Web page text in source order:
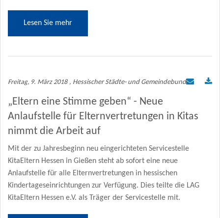
Lesen Sie mehr
Freitag, 9. März 2018 , Hessischer Städte- und Gemeindebund
„Eltern eine Stimme geben“ - Neue
Anlaufstelle für Elternvertretungen in Kitas
nimmt die Arbeit auf
Mit der zu Jahresbeginn neu eingerichteten Servicestelle
KitaEltern Hessen in Gießen steht ab sofort eine neue
Anlaufstelle für alle Elternvertretungen in hessischen
Kindertageseinrichtungen zur Verfügung. Dies teilte die LAG
KitaEltern Hessen e.V. als Träger der Servicestelle mit.